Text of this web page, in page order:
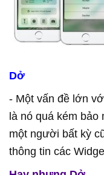
Dở
- Một vấn đề lớn
là nó quá kém bảo
một người bất kỳ
thông tin các